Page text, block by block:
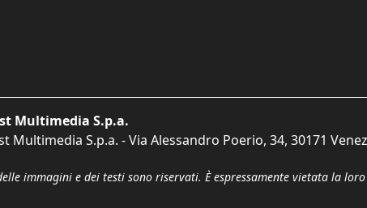
Multimedia S.p.a.
Multimedia S.p.a. - Via Alessandro Poerio, 34, 30171
immagini e dei testi sono riservati. È espressamente vietata la